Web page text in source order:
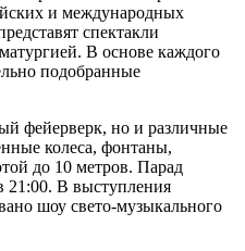
и международных
спектакли
В основе каждого
подобранные
фейерверк, но и различные
колеса, фонтаны,
до 10 метров. Парад
21:00. В выступления
шоу свето-музыкального